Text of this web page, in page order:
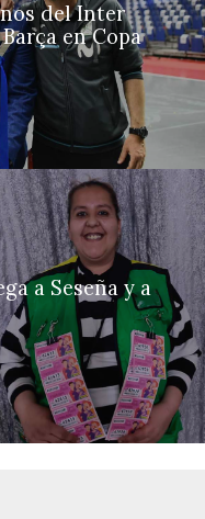
del Inter
en Copa
a Seseña y a